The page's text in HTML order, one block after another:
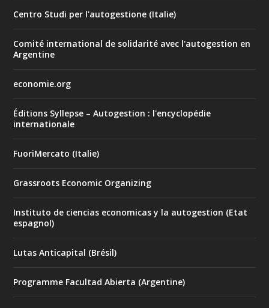
Centro Studi per l'autogestione (Italie)
Comité international de solidarité avec l'autogestion en
Argentine
economie.org
Éditions Syllepse – Autogestion : l'encyclopédie
internationale
FuoriMercato (Italie)
Grassroots Economic Organizing
Instituto de ciencias economicas y la autogestion (Etat
espagnol)
Lutas Anticapital (Brésil)
Programme Facultad Abierta (Argentine)